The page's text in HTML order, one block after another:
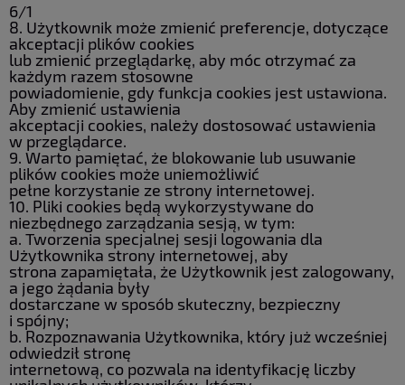
6/1
8. Użytkownik może zmienić preferencje, dotyczące
akceptacji plików cookies
lub zmienić przeglądarkę, aby móc otrzymać za
każdym razem stosowne
powiadomienie, gdy funkcja cookies jest ustawiona.
Aby zmienić ustawienia
akceptacji cookies, należy dostosować ustawienia
w przeglądarce.
9. Warto pamiętać, że blokowanie lub usuwanie
plików cookies może uniemożliwić
pełne korzystanie ze strony internetowej.
10. Pliki cookies będą wykorzystywane do
niezbędnego zarządzania sesją, w tym:
a. Tworzenia specjalnej sesji logowania dla
Użytkownika strony internetowej, aby
strona zapamiętała, że Użytkownik jest zalogowany,
a jego żądania były
dostarczane w sposób skuteczny, bezpieczny
i spójny;
b. Rozpoznawania Użytkownika, który już wcześniej
odwiedził stronę
internetową, co pozwala na identyfikację liczby